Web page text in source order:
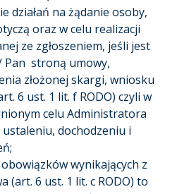
działań na żądanie osoby,
oraz w celu realizacji
ze zgłoszeniem, jeśli jest
Pan stroną umowy,
złożonej skargi, wniosku
6 ust. 1 lit. f RODO) czyli w
celu Administratora
dochodzeniu i
wynikających z
(art. 6 ust. 1 lit. c RODO) to